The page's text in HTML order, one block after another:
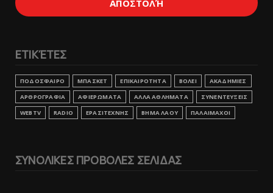
ΕΤΙΚΈΤΕΣ
ΠΟΔΟΣΦΑΙΡΟ ΜΠΑΣΚΕΤ ΕΠΙΚΑΙΡΟΤΗΤΑ ΒΟΛΕΙ
ΑΚΑΔΗΜΙΕΣ
ΑΡΘΡΟΓΡΑΦΙΑ
ΑΦΙΕΡΩΜΑΤΑ ΑΛΛΑ ΑΘΛΗΜΑΤΑ
ΣΥΝΕΝΤΕΥΞΕΙΣ
WEBTV
RADIO ΕΡΑΣΙΤΕΧΝΗΣ ΒΗΜΑ ΛΑΟΥ ΠΑΛΑΙΜΑΧΟΙ
ΣΥΝΟΛΙΚΕΣ ΠΡΟΒΟΛΕΣ ΣΕΛΙΔΑΣ